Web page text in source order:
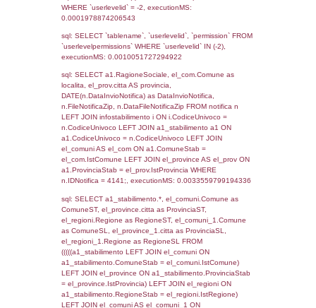
SEZIONE H (pubblico) - DESCRIZIONE
STABILIMENTO E RIEPILOGO SOSTANZE
DI CUI ALL'ALLEGATO 1 DEL DECRETO
DELLA DIRETTIVA 2012/18/UE
SEZIONE L (pubblico) - INFORMAZIONI
INCIDENTALI CON IMPATTO
STABILIMENTO
Indietro
Debug